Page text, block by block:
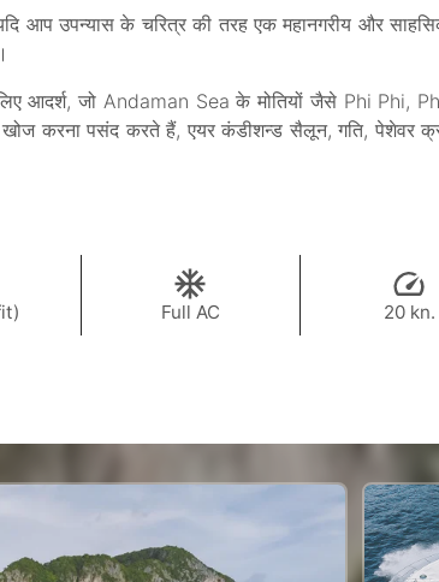
आप उपन्यास के चरित्र की तरह एक महानगरीय और
आदर्श, जो Andaman Sea के मोतियों जैसे Phi Phi,
करना पसंद करते हैं, एयर कंडीशन्ड सैलून, गति, पेशेवर
Full AC 20 kn.